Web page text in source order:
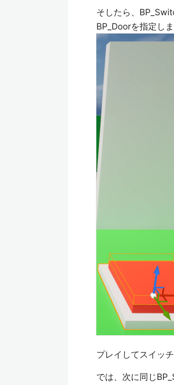
そしたら、
BP_Doorを指定し
プレイしてスイッ
では、次に同じ